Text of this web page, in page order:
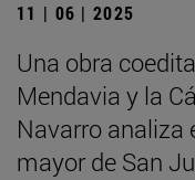
11 | 06 | 2025
Una obra
Mendavia y la
Navarro analiza
mayor de San